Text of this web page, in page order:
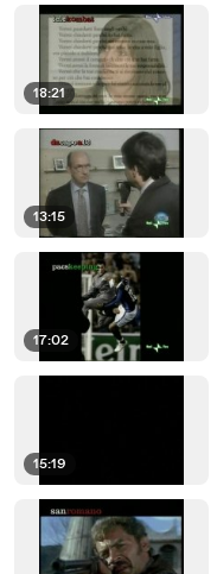
18:21
13:15
17:02
15:19